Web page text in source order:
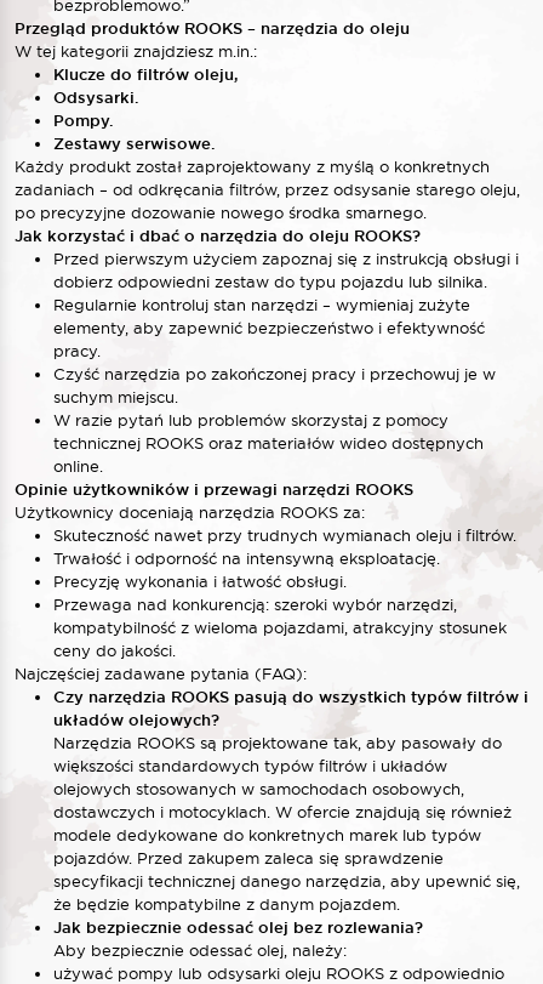
bezproblemowo.”
Przegląd produktów ROOKS – narzędzia do oleju
W tej kategorii znajdziesz m.in.:
Klucze do filtrów oleju,
Odsysarki.
Pompy.
Zestawy serwisowe.
Każdy produkt został zaprojektowany z myślą o konkretnych
zadaniach – od odkręcania filtrów, przez odsysanie starego oleju,
po precyzyjne dozowanie nowego środka smarnego.
Jak korzystać i dbać o narzędzia do oleju ROOKS?
Przed pierwszym użyciem zapoznaj się z instrukcją obsługi i
dobierz odpowiedni zestaw do typu pojazdu lub silnika.
Regularnie kontroluj stan narzędzi – wymieniaj zużyte
elementy, aby zapewnić bezpieczeństwo i efektywność
pracy.
Czyść narzędzia po zakończonej pracy i przechowuj je w
suchym miejscu.
W razie pytań lub problemów skorzystaj z pomocy
technicznej ROOKS oraz materiałów wideo dostępnych
online.
Opinie użytkowników i przewagi narzędzi ROOKS
Użytkownicy doceniają narzędzia ROOKS za:
Skuteczność nawet przy trudnych wymianach oleju i filtrów.
Trwałość i odporność na intensywną eksploatację.
Precyzję wykonania i łatwość obsługi.
Przewaga nad konkurencją: szeroki wybór narzędzi,
kompatybilność z wieloma pojazdami, atrakcyjny stosunek
ceny do jakości.
Najczęściej zadawane pytania (FAQ):
Czy narzędzia ROOKS pasują do wszystkich typów filtrów i
układów olejowych?
Narzędzia ROOKS są projektowane tak, aby pasowały do
większości standardowych typów filtrów i układów
olejowych stosowanych w samochodach osobowych,
dostawczych i motocyklach. W ofercie znajdują się również
modele dedykowane do konkretnych marek lub typów
pojazdów. Przed zakupem zaleca się sprawdzenie
specyfikacji technicznej danego narzędzia, aby upewnić się,
że będzie kompatybilne z danym pojazdem.
Jak bezpiecznie odessać olej bez rozlewania?
Aby bezpiecznie odessać olej, należy:
używać pompy lub odsysarki oleju ROOKS z odpowiednio